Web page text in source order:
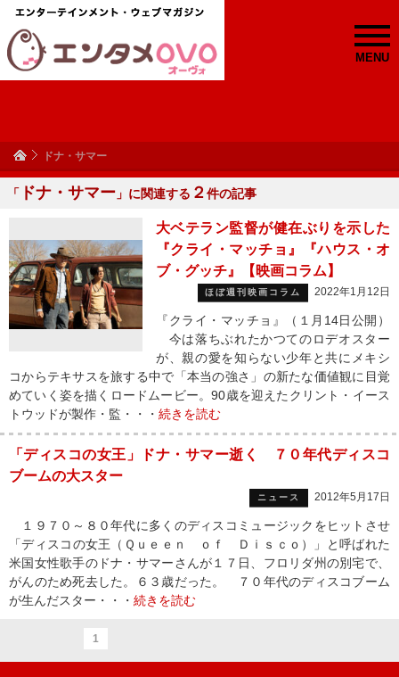
MENU
ドナ・サマー
「 ドナ・サマー 」に関連する ２件の記事
大ベテラン監督が健在ぶりを示した
『クライ・マッチョ』『ハウス・オ
ブ・グッチ』【映画コラム】
ほぼ週刊映画コラム 2022年1月12日
『クライ・マッチョ』（１月14日公開）
今は落ちぶれたかつてのロデオスター
が、親の愛を知らない少年と共にメキシ
コからテキサスを旅する中で「本当の強さ」の新たな価値観に目覚
めていく姿を描くロードムービー。90歳を迎えたクリント・イース
トウッドが製作・監・・・ 続きを読む
「ディスコの女王」ドナ・サマー逝く ７０年代ディスコ
ブームの大スター
ニュース 2012年5月17日
１９７０～８０年代に多くのディスコミュージックをヒットさせ
「ディスコの女王（Ｑｕｅｅｎ ｏｆ Ｄｉｓｃｏ）」と呼ばれた
米国女性歌手のドナ・サマーさんが１７日、フロリダ州の別宅で、
がんのため死去した。６３歳だった。 ７０年代のディスコブーム
が生んだスター・・・ 続きを読む
1